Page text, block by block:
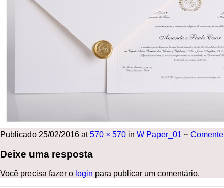
Publicado 25/02/2016 at570 × 570 in W Paper_01 ~ Comente
Deixe uma resposta
Você precisa fazer o login para publicar um comentário.